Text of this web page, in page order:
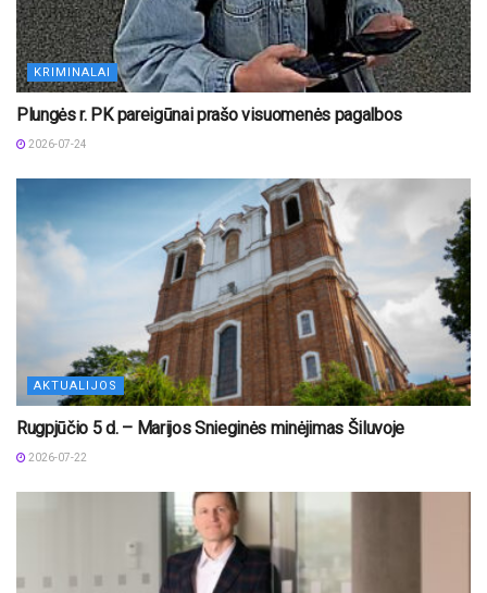
KRIMINALAI
Plungės r. PK pareigūnai prašo visuomenės pagalbos
2026-07-24
AKTUALIJOS
Rugpjūčio 5 d. – Marijos Snieginės minėjimas Šiluvoje
2026-07-22